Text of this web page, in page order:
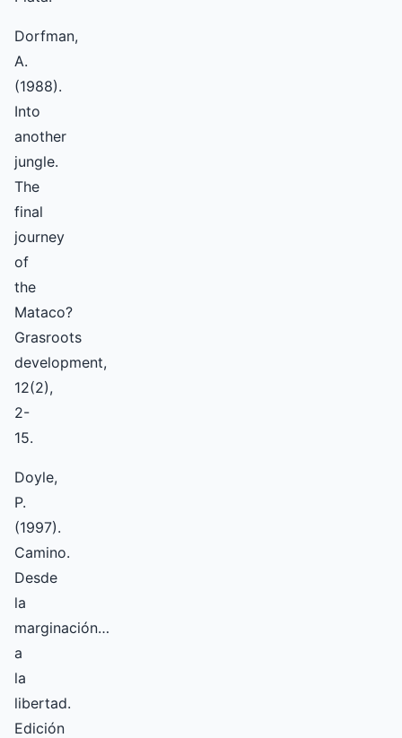
Dorfman,
A.
(1988).
Into
another
jungle.
The
final
journey
of
the
Mataco?
Grasroots
development,
12(2),
2-
15.
Doyle,
P.
(1997).
Camino.
Desde
la
marginación…
a
la
libertad.
Edición